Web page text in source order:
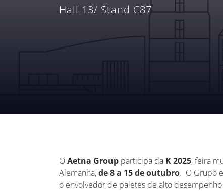
Hall 13/ Stand C87
OAetna Group participa da K 2025, feira
Alemanha,de 8 a 15 de outubro. O Grupo
o envolvedor de paletes de alto